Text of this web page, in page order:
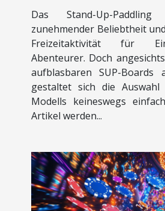
Das Stand-Up-
zunehmender Beliebtheit
Freizeitaktivität für
Abenteurer. Doch
aufblasbaren SUP-
gestaltet sich die Auswahl
Modells keineswegs
Artikel werden...